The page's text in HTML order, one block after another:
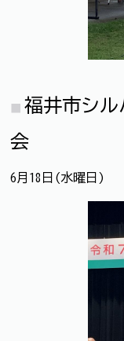
福井市シ
会
6月18日(水曜日)